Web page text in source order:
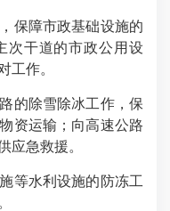
障市政基础设施的
次干道的市政公用设
工作。
除雪除冰工作，保
资运输；向高速公路
应急救援。
水利设施的防冻工